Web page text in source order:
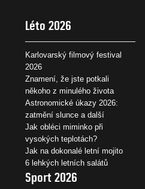
Léto 2026
Karlovarský filmový festival
2026
Znamení, že jste potkali
někoho z minulého života
Astronomické úkazy 2026:
zatmění slunce a další
Jak obléci miminko při
vysokých teplotách?
Jak na dokonalé letní mojito
6 lehkých letních salátů
Sport 2026